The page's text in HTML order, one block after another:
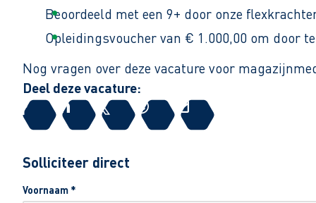
Beoordeeld met een 9+ door onze
Opleidingsvoucher van € 1.000,00 om door
Nog vragen over deze vacature voor
Deel deze vacature:
Solliciteer direct
Voornaam *